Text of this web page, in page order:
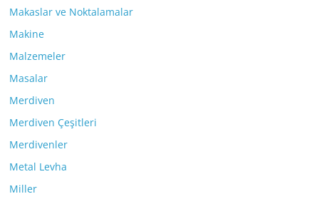
Makaslar ve Noktalamalar
Makine
Malzemeler
Masalar
Merdiven
Merdiven Çeşitleri
Merdivenler
Metal Levha
Miller